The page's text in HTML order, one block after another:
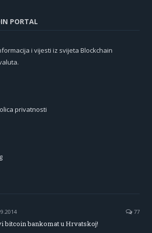
PORTAL
i vijesti iz svijeta Blockchain
privatnosti
77
bitcoin bankomat u Hrvatskoj!